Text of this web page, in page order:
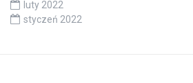
luty 2022
styczeń 2022